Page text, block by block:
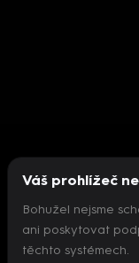
Váš prohlížeč
Bohužel nejsme
ani poskytovat
těchto systémech.